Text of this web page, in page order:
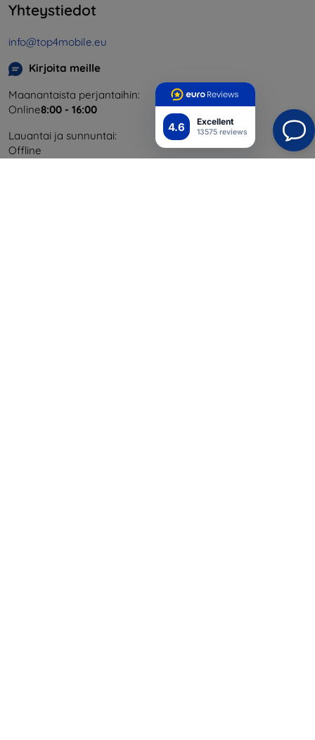
4.6 Excellent
13575 reviews
Yhteystiedot
info@top4mobile.eu
Kirjoita meille
Maanantaista perjantaihin:
Online8:00 - 16:00
Lauantai ja sunnuntai:
Offline